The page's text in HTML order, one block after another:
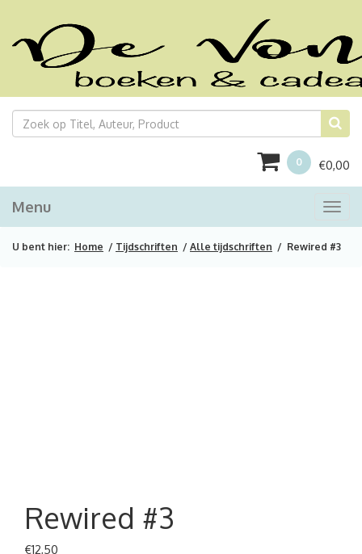
0 €0,00
Menu
U bent hier: Home / Tijdschriften / Alle tijdschriften / Rewired #3
Rewired #3
€12,50